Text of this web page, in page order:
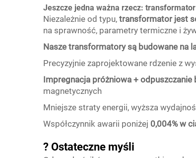
Jeszcze jedna ważna rzecz:
Niezależnie od typu, transformator jest
na sprawność, parametry termiczne i
Nasze transformatory są budowane na
Precyzyjnie zaprojektowane rdzenie z
Impregnacja próżniowa + odpuszczanie
magnetycznych
Mniejsze straty energii, wyższa
Współczynnik awarii poniżej 0,004% w
? Ostateczne myśli